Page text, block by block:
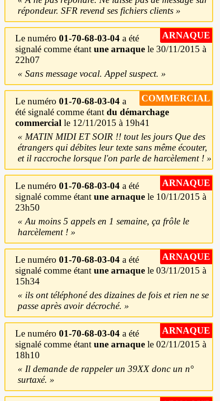
répondeur. SFR revend ses fichiers clients
ARNAQUE
Le numéro 01-70-68-03-04a été
signalé comme étant une arnaquele 30/11/2015 à
22h07
Sans message vocal. Appel suspect.
COMMERCIAL
Le numéro 01-70-68-03-04a
été signalé comme étant du démarchage
commercial le 12/11/2015 à 19h41
MATIN MIDI ET SOIR !! tout les jours Que des
étrangers qui débites leur texte sans même écouter,
et il raccroche lorsque l'on parle de harcèlement !
ARNAQUE
Le numéro 01-70-68-03-04a été
signalé comme étant une arnaquele 10/11/2015 à
23h50
Au moins 5 appels en 1 semaine, ça frôle le
harcèlement !
ARNAQUE
Le numéro 01-70-68-03-04a été
signalé comme étant une arnaquele 03/11/2015 à
15h34
ils ont téléphoné des dizaines de fois et rien ne se
passe après avoir décroché.
ARNAQUE
Le numéro 01-70-68-03-04a été
signalé comme étant une arnaquele 02/11/2015 à
18h10
Il demande de rappeler un 39XX donc un n°
surtaxé.